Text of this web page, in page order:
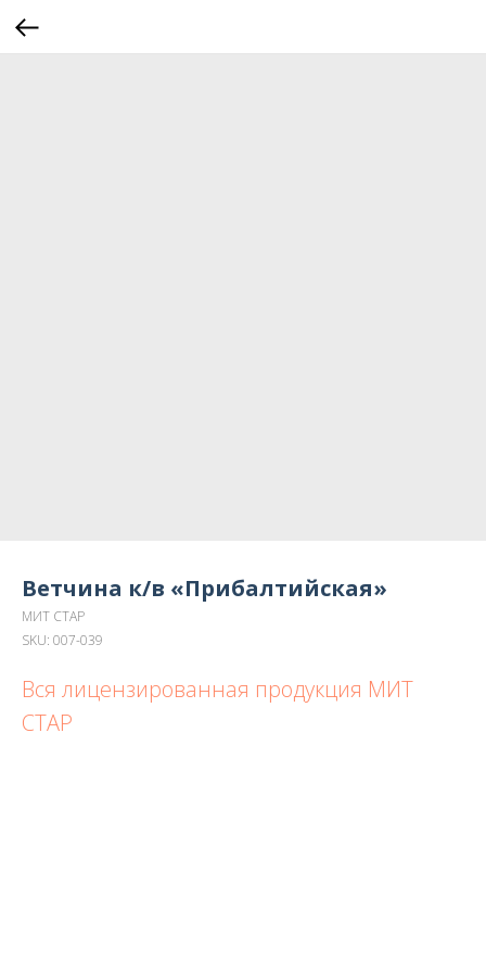
Ветчина к/в «Прибалтийская»
МИТ СТАР
SKU: 007-039
Вся лицензированная продукция МИТ
СТАР